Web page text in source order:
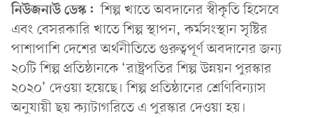
নিউজনাউ ডেস্ক: শিল্প খাতে অবদানের স্বীকৃতি হিসেবে
এবং বেসরকারি খাতে শিল্প স্থাপন, কর্মসংস্থান সৃষ্টির
পাশাপাশি দেশের অর্থনীতিতে গুরুত্বপূর্ণ অবদানের জন্য
২০টি শিল্প প্রতিষ্ঠানকে ‘রাষ্ট্রপতির শিল্প উন্নয়ন পুরস্কার
২০২০’ দেওয়া হয়েছে। শিল্প প্রতিষ্ঠানের শ্রেণিবিন্যাস
অনুযায়ী ছয় ক্যাটাগরিতে এ পুরস্কার দেওয়া হয়।